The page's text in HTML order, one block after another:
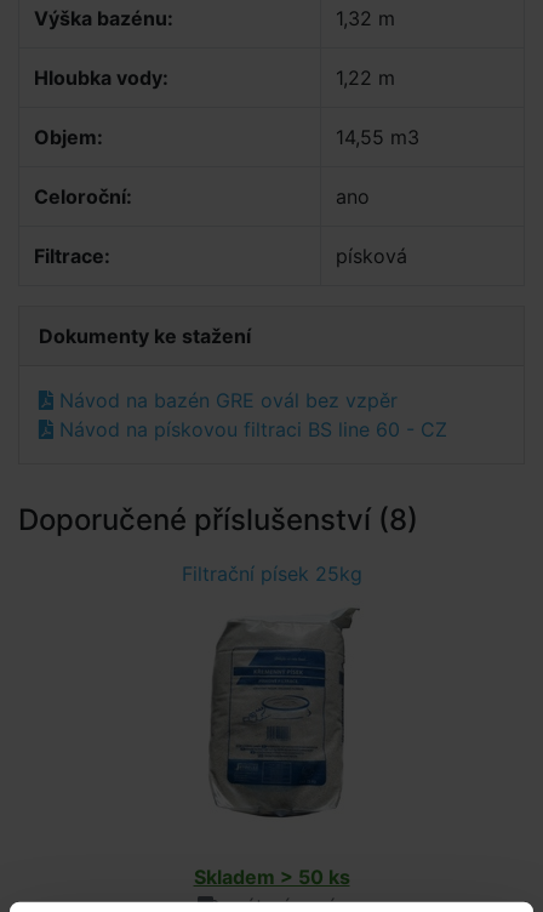
Výška bazénu: 1,32 m
Hloubka vody: 1,22 m
Objem: 14,55 m3
Celoroční: ano
Filtrace: písková
Dokumenty ke stažení
Návod na bazén GRE ovál bez vzpěr
Návod na pískovou filtraci BS line 60 - CZ
Doporučené příslušenství (8)
Filtrační písek 25kg
Skladem > 50 ks
v úterý u vás